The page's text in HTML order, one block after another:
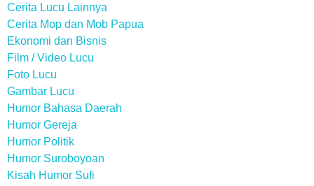
Cerita Lucu Lainnya
Cerita Mop dan Mob Papua
Ekonomi dan Bisnis
Film / Video Lucu
Foto Lucu
Gambar Lucu
Humor Bahasa Daerah
Humor Gereja
Humor Politik
Humor Suroboyoan
Kisah Humor Sufi